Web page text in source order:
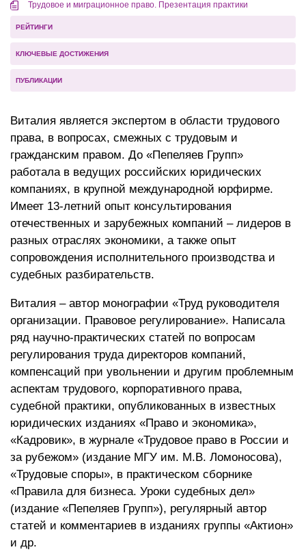
Трудовое и миграционное право. Презентация практики
РЕЙТИНГИ
КЛЮЧЕВЫЕ ДОСТИЖЕНИЯ
ПУБЛИКАЦИИ
Виталия является экспертом в области трудового
права, в вопросах, смежных с трудовым и
гражданским правом. До «Пепеляев Групп»
работала в ведущих российских юридических
компаниях, в крупной международной юрфирме.
Имеет 13-летний опыт консультирования
отечественных и зарубежных компаний – лидеров в
разных отраслях экономики, а также опыт
сопровождения исполнительного производства и
судебных разбирательств.
Виталия – автор монографии «Труд руководителя
организации. Правовое регулирование». Написала
ряд научно-практических статей по вопросам
регулирования труда директоров компаний,
компенсаций при увольнении и другим проблемным
аспектам трудового, корпоративного права,
судебной практики, опубликованных в известных
юридических изданиях «Право и экономика»,
«Кадровик», в журнале «Трудовое право в России и
за рубежом» (издание МГУ им. М.В. Ломоносова),
«Трудовые споры», в практическом сборнике
«Правила для бизнеса. Уроки судебных дел»
(издание «Пепеляев Групп»), регулярный автор
статей и комментариев в изданиях группы «Актион»
и др.